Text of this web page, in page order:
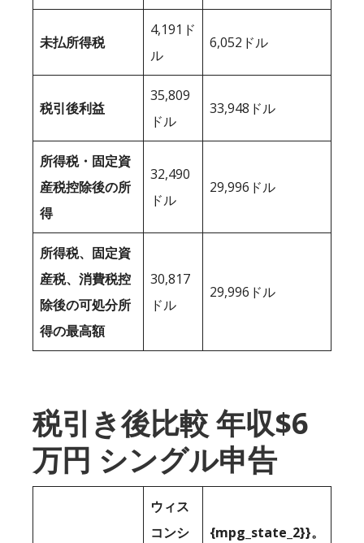
未払所得税
4,191ド
ル
6,052ドル
税引後利益
35,809
ドル
33,948ドル
所得税・固定資
産税控除後の所
得
32,490
ドル
29,996ドル
所得税、固定資
産税、消費税控
除後の可処分所
得の最高額
30,817
ドル
29,996ドル
税引き後比較 年収$6
万円 シングル申告
ウィス
コンシ
{mpg_state_2}}。